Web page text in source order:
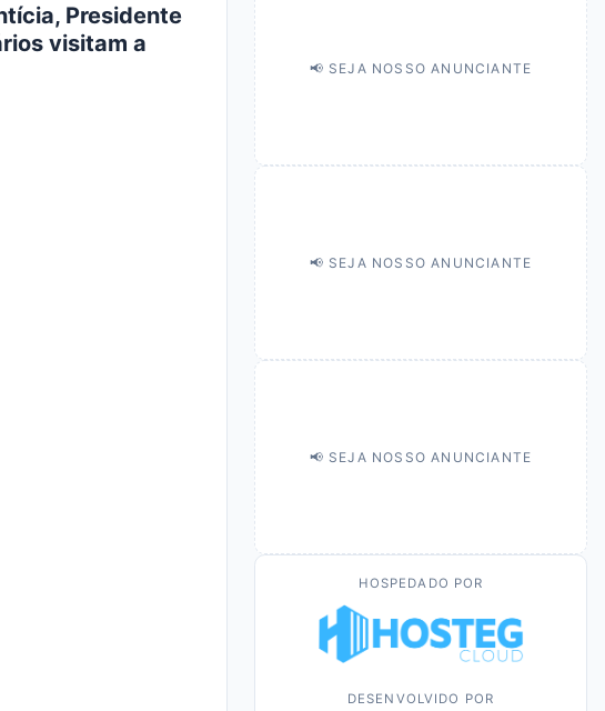
Presidente
visitam a
📢 SEJA NOSSO ANUNCIANTE
📢 SEJA NOSSO ANUNCIANTE
📢 SEJA NOSSO ANUNCIANTE
HOSPEDADO POR
DESENVOLVIDO POR